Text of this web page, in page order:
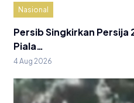
Nasional
Persib Singkirkan Persija
Piala…
4 Aug 2026